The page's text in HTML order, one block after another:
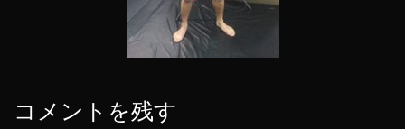
コメントを残す